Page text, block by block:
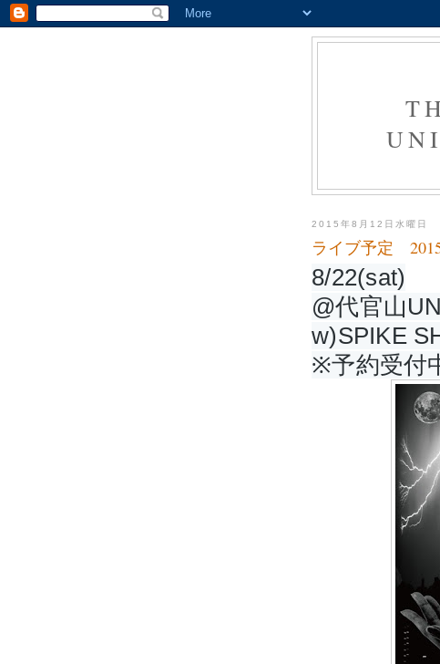
2015年8月12日水曜日
ライブ予定
8/22(sat)
@代官山
w)SPIKE
※予約受付